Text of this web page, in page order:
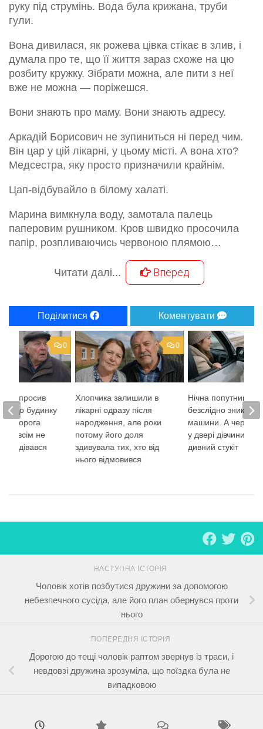
руку під струмінь. Вода була крижана, труби
гули.
Вона дивилася, як рожева цівка стікає в злив, і
думала про те, що її життя зараз схоже на цю
розбиту кружку. Зібрати можна, але пити з неї
вже не можна — поріжешся.
Вони знають про маму. Вони знають адресу.
Аркадій Борисович не зупиниться ні перед чим.
Він цар у цій лікарні, у цьому місті. А вона хто?
Медсестра, яку просто призначили крайнім.
Цап-відбувайло в білому халаті.
Марина вимкнула воду, замотала палець
паперовим рушником. Кров швидко просочила
папір, розпливаючись червоною плямою…
Читати далі... Вперед
Поділитися Коментувати
0
Хлопчика залишили в
лікарні одразу після
народження, але роки
потому його доля
здивувала тих, хто від
нього відмовився
Нічна попутниця
безслідно зникла з
машини. А через
у двері дівчини
дивний стукіт
0
попросив
до будинку
та дорога
зовсім не
сподівався
НАСТУПНА ІСТОРІЯ
Чоловік хотів позбутися дружини за допомогою
небезпечного сусіда, але його план обернувся проти
нього
ПОПЕРЕДНЯ ІСТОРІЯ
Дорогою до тещі чоловік раптом звернув із траси, і
невдовзі дружина зрозуміла, що поїздка була не
випадковою